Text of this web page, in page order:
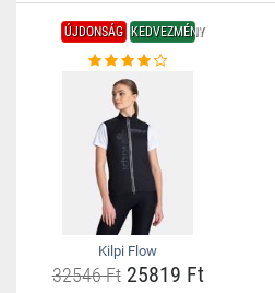
ÚJDONSÁG KEDVEZMÉNY
Kilpi Flow
32546 Ft25819 Ft